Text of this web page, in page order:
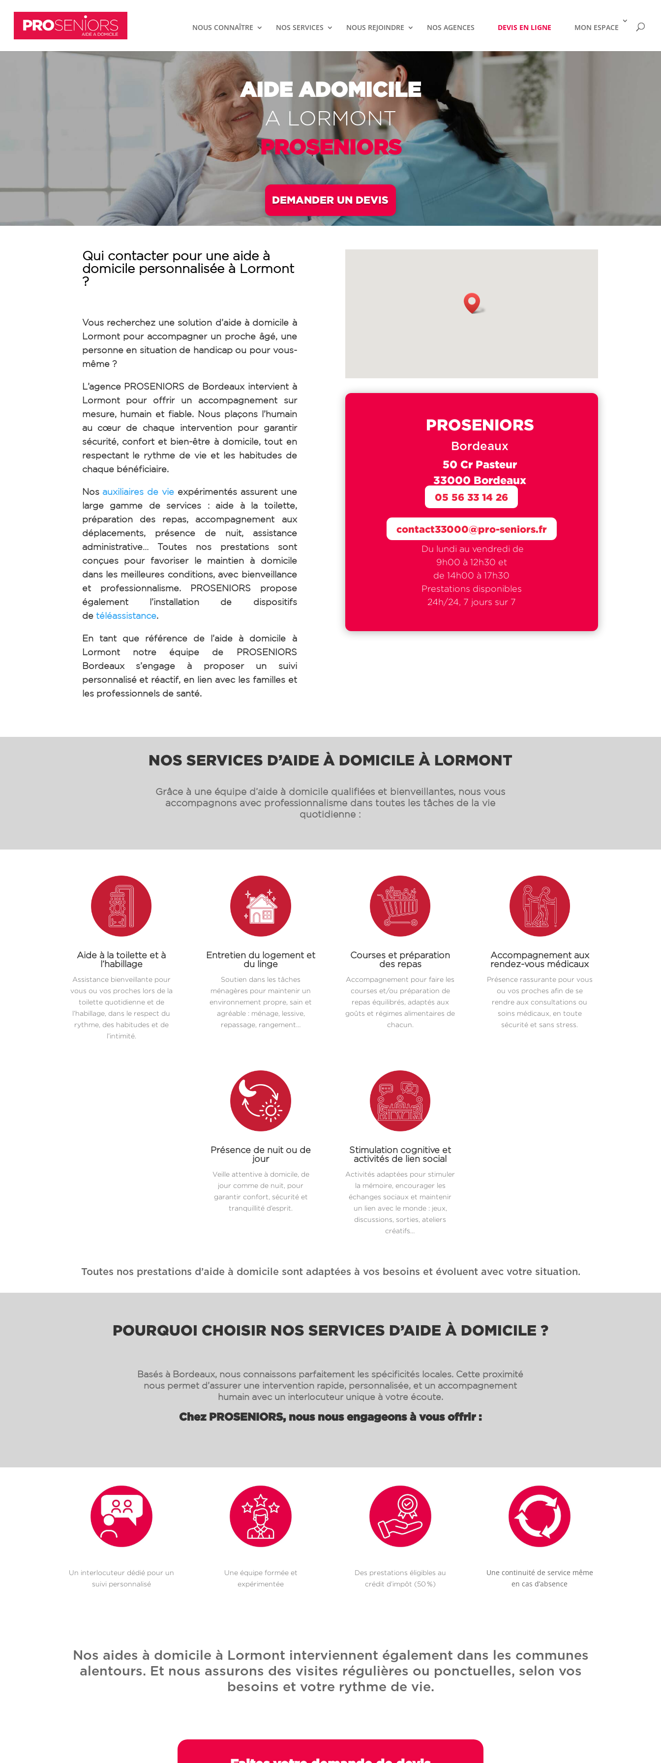
NOUS CONNAÎTRE NOS SERVICES NOUS REJOINDRE NOS AGENCES DEVIS EN LIGNE MON ESPACE
AIDE ADOMICILE
A LORMONT
PROSENIORS
DEMANDER UN DEVIS
Qui contacter pour une aide à
domicile personnalisée à Lormont
?
Vous recherchez une solution d’aide à domicile à
Lormont pour accompagner un proche âgé, une
personne en situation de handicap ou pour vous-
même ?
L’agence PROSENIORS de Bordeaux intervient à
Lormont pour offrir un accompagnement sur
mesure, humain et fiable. Nous plaçons l’humain
au cœur de chaque intervention pour garantir
sécurité, confort et bien-être à domicile, tout en
respectant le rythme de vie et les habitudes de
chaque bénéficiaire.
Nos auxiliaires de vie expérimentés assurent une
large gamme de services : aide à la toilette,
préparation des repas, accompagnement aux
déplacements, présence de nuit, assistance
administrative… Toutes nos prestations sont
conçues pour favoriser le maintien à domicile
dans les meilleures conditions, avec bienveillance
et professionnalisme. PROSENIORS propose
également l’installation de dispositifs
de téléassistance.
En tant que référence de l’aide à domicile à
Lormont notre équipe de PROSENIORS
Bordeaux s’engage à proposer un suivi
personnalisé et réactif, en lien avec les familles et
les professionnels de santé.
PROSENIORS
Bordeaux
50 Cr Pasteur
33000 Bordeaux
Du lundi au vendredi de
9h00 à 12h30 et
de 14h00 à 17h30
Prestations disponibles
24h/24, 7 jours sur 7
contact33000@pro-seniors.fr
05 56 33 14 26
NOS SERVICES D’AIDE À DOMICILE À LORMONT
Grâce à une équipe d’aide à domicile qualifiées et bienveillantes, nous vous
accompagnons avec professionnalisme dans toutes les tâches de la vie
quotidienne :
Aide à la toilette et à
l’habillage
Assistance bienveillante pour
vous ou vos proches lors de la
toilette quotidienne et de
l’habillage, dans le respect du
rythme, des habitudes et de
l’intimité.
Entretien du logement et
du linge
Soutien dans les tâches
ménagères pour maintenir un
environnement propre, sain et
agréable : ménage, lessive,
repassage, rangement…
Courses et préparation
des repas
Accompagnement pour faire les
courses et/ou préparation de
repas équilibrés, adaptés aux
goûts et régimes alimentaires de
chacun.
Accompagnement aux
rendez-vous médicaux
Présence rassurante pour vous
ou vos proches afin de se
rendre aux consultations ou
soins médicaux, en toute
sécurité et sans stress.
Présence de nuit ou de
jour
Veille attentive à domicile, de
jour comme de nuit, pour
garantir confort, sécurité et
tranquillité d’esprit.
Stimulation cognitive et
activités de lien social
Activités adaptées pour stimuler
la mémoire, encourager les
échanges sociaux et maintenir
un lien avec le monde : jeux,
discussions, sorties, ateliers
créatifs…
Toutes nos prestations d’aide à domicile sont adaptées à vos besoins et évoluent avec votre situation.
POURQUOI CHOISIR NOS SERVICES D’AIDE À DOMICILE ?
Basés à Bordeaux, nous connaissons parfaitement les spécificités locales. Cette proximité
nous permet d’assurer une intervention rapide, personnalisée, et un accompagnement
humain avec un interlocuteur unique à votre écoute.
Chez PROSENIORS, nous nous engageons à vous offrir :
Un interlocuteur dédié pour un
suivi personnalisé
Une équipe formée et
expérimentée
Des prestations éligibles au
crédit d’impôt (50 %)
Une continuité de service même
en cas d’absence
Nos aides à domicile à Lormont interviennent également dans les communes
alentours. Et nous assurons des visites régulières ou ponctuelles, selon vos
besoins et votre rythme de vie.